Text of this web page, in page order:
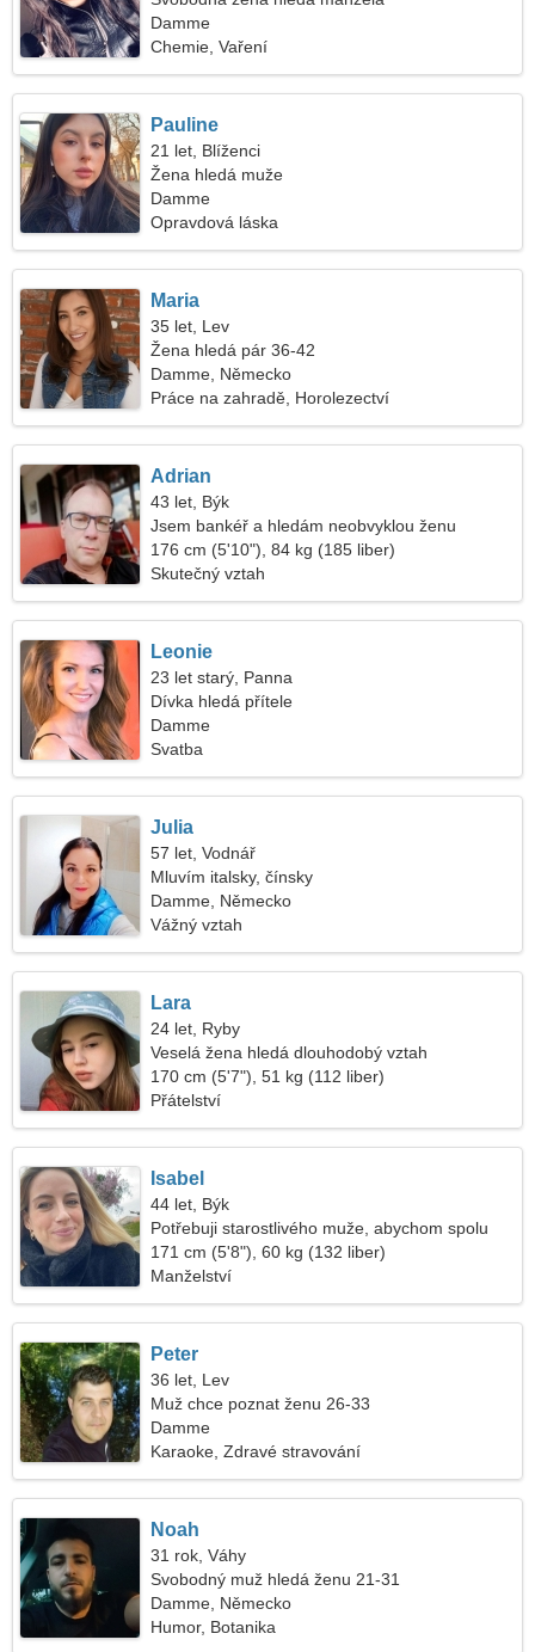
Damme
Chemie, Vaření
Pauline
21 let, Blíženci
Žena hledá muže
Damme
Opravdová láska
Maria
35 let, Lev
Žena hledá pár 36-42
Damme, Německo
Práce na zahradě, Horolezectví
Adrian
43 let, Býk
Jsem bankéř a hledám neobvyklou ženu
176 cm (5'10"), 84 kg (185 liber)
Skutečný vztah
Leonie
23 let starý, Panna
Dívka hledá přítele
Damme
Svatba
Julia
57 let, Vodnář
Mluvím italsky, čínsky
Damme, Německo
Vážný vztah
Lara
24 let, Ryby
Veselá žena hledá dlouhodobý vztah
170 cm (5'7"), 51 kg (112 liber)
Přátelství
Isabel
44 let, Býk
Potřebuji starostlivého muže, abychom spolu
tančili
171 cm (5'8"), 60 kg (132 liber)
Manželství
Peter
36 let, Lev
Muž chce poznat ženu 26-33
Damme
Karaoke, Zdravé stravování
Noah
31 rok, Váhy
Svobodný muž hledá ženu 21-31
Damme, Německo
Humor, Botanika